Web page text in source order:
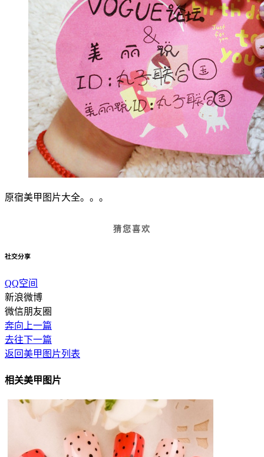
原宿美甲图片大全。。。
猜您喜欢
社交分享
QQ空间
新浪微博
微信朋友圈
奔向上一篇
去往下一篇
返回美甲图片列表
相关美甲图片